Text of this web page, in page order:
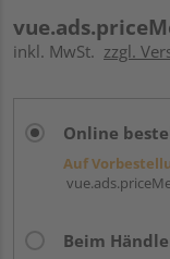
inkl. MwSt. zzgl.
Online
Auf
Beim